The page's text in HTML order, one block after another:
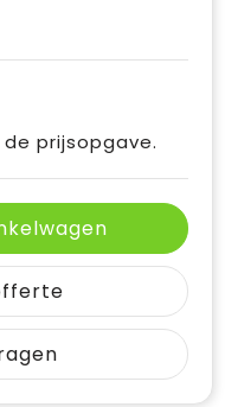
prijsopgave.